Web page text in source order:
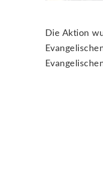
Die Aktion